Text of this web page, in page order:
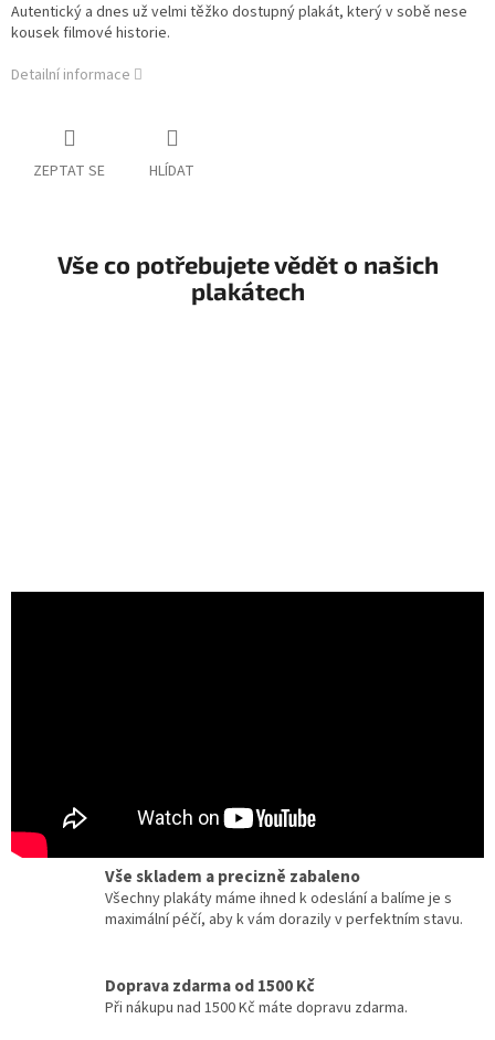
Autentický a dnes už velmi těžko dostupný plakát, který v sobě nese
kousek filmové historie.
Detailní informace
ZEPTAT SE HLÍDAT
Vše co potřebujete vědět o našich
plakátech
kinematografie a designu.
Vše skladem a precizně zabaleno
Všechny plakáty máme ihned k odeslání a balíme je s
maximální péčí, aby k vám dorazily v perfektním stavu.
Doprava zdarma od 1500 Kč
Při nákupu nad 1500 Kč máte dopravu zdarma.